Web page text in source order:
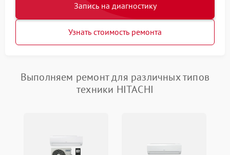
Запись на диагностику
Узнать стоимость ремонта
Выполняем ремонт для различных типов
техники HITACHI